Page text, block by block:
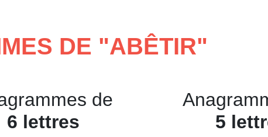
DE "ABÊTIR"
de
6 lettres
5